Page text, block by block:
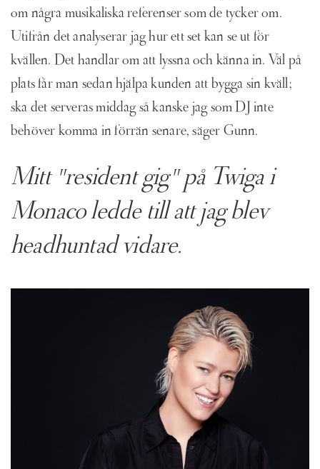
om några musikaliska referenser som de tycker om.
Utifrån det analyserar jag hur ett set kan se ut för
kvällen. Det handlar om att lyssna och känna in. Väl på
plats får man sedan hjälpa kunden att bygga sin kväll;
ska det serveras middag så kanske jag som DJ inte
behöver komma in förrän senare, säger Gunn.
Mitt "resident gig" på Twiga i
Monaco ledde till att jag blev
headhuntad vidare.